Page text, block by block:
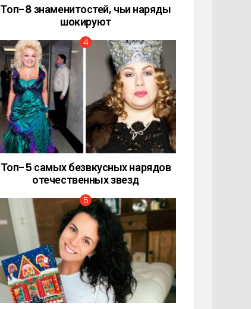
Топ-8 знаменитостей, чьи наряды
шокируют
Топ-5 самых безвкусных нарядов
отечественных звезд